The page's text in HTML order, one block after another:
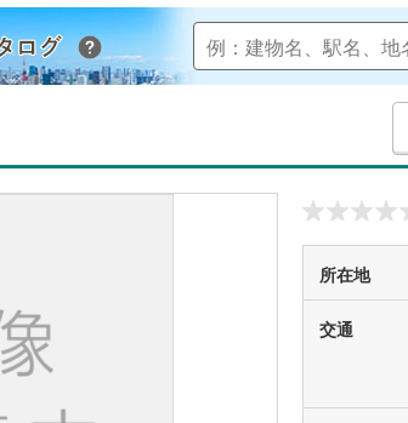
Yahoo!不動産 マンションカタログ
所在地
交通